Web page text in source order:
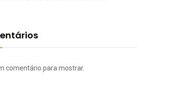
comentário para mostrar.